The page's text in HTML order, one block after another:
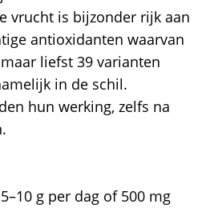
vrucht is bijzonder rijk aan
antioxidanten waarvan
liefst 39 varianten
in de schil.
hun werking, zelfs na
g per dag of 500 mg